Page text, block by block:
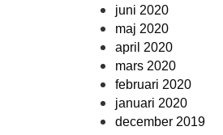
juni 2020
maj 2020
april 2020
mars 2020
februari 2020
januari 2020
december 2019